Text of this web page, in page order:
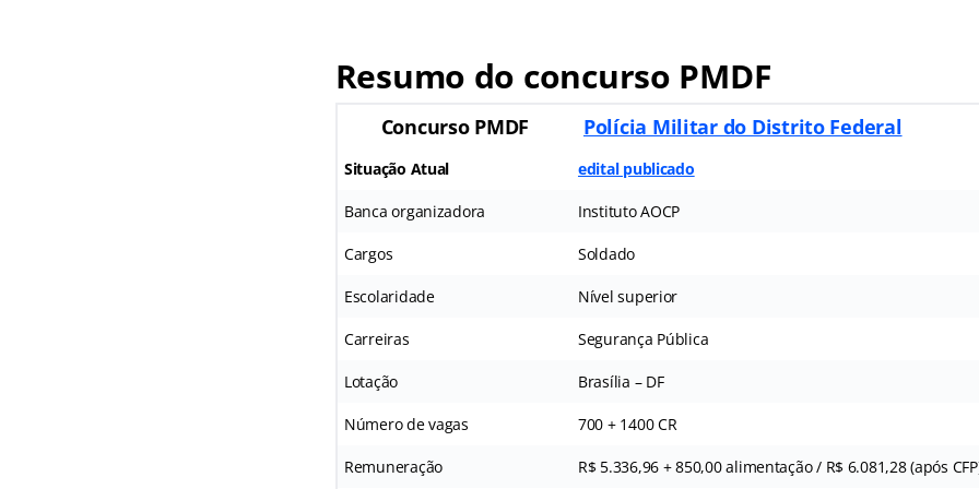
Resumo do concurso PMDF
Concurso PMDF Polícia Militar do Distrito Federal
Situação Atual edital publicado
Banca organizadora Instituto AOCP
Cargos Soldado
Escolaridade Nível superior
Carreiras Segurança Pública
Lotação Brasília – DF
Número de vagas 700 + 1400 CR
Remuneração R$ 5.336,96 + 850,00 alimentação / R$ 6.081,28 (após